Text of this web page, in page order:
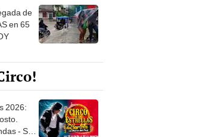
de
en 65
2026:
- San